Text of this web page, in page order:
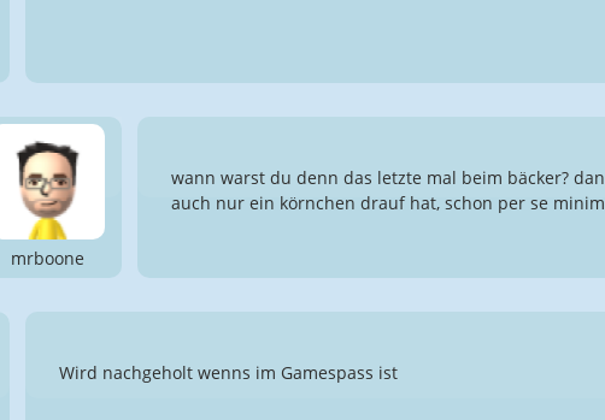
mrboone
wann warst du denn das letzte mal beim bäcker?
auch nur ein körnchen drauf hat, schon per se
Wird nachgeholt wenns im Gamespass ist